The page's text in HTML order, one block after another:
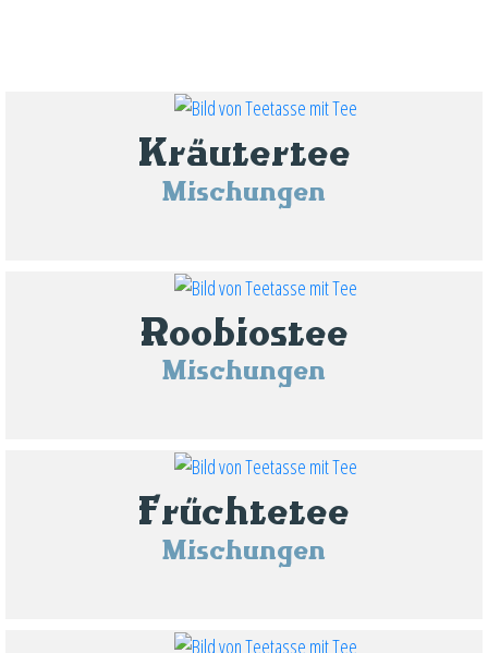
Kräutertee
Mischungen
Roobiostee
Mischungen
Früchtetee
Mischungen